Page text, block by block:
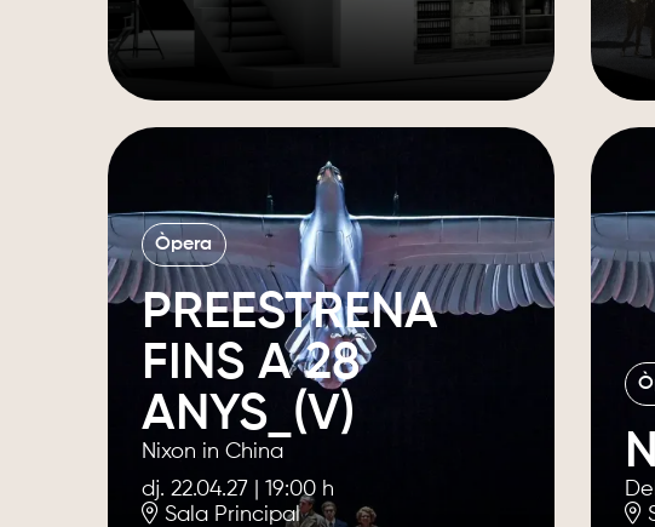
Òpera
PREESTRENA
FINS A 28
ANYS_(V)
Nixon in China
dj. 22.04.27
19:00 h
Sala Principal